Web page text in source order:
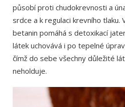
působí proti chudokrevnosti a
srdce a k regulaci krevního
betanin pomáhá s detoxikací
látek uchovává i po tepelné
čímž do sebe všechny důležité
neholduje.